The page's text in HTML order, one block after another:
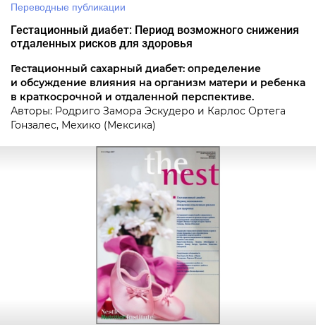
Переводные публикации
Гестационный диабет: Период возможного снижения
отдаленных рисков для здоровья
Гестационный сахарный диабет: определение
и обсуждение влияния на организм матери и ребенка
в краткосрочной и отдаленной перспективе.
Авторы: Родриго Замора Эскудеро и Карлос Ортега
Гонзалес, Мехико (Мексика)